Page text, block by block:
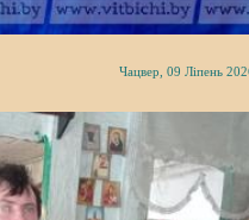
Чацвер, 09 Ліпень